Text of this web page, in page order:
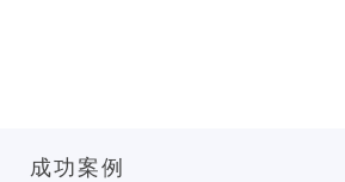
的通风设备，创造一个供需双赢的良性
业回报。
成功案例